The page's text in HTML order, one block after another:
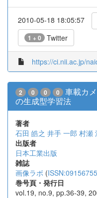
2010-05-18 18:05:57
1 + 0 Twitter
https://ci.nii.ac.jp/
2 0 0 0
車載カ
の生成型学習法
著者
石田 皓之 井手 一郎 村瀬
出版者
日本工業出版
雑誌
画像ラボ (ISSN:09156755
巻号頁・発行日
vol.19, no.9, pp.36-39,